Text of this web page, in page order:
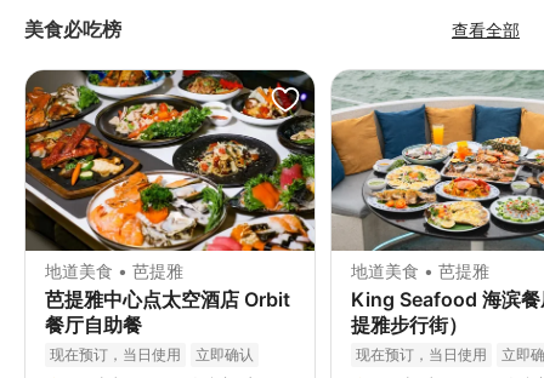
美食必吃榜 查看全部
地道美食 • 芭提雅
芭提雅中心点太空酒店 Orbit
餐厅自助餐
现在预订，当日使用 立即确认
地道美食 • 芭提雅
King Seafood 海滨餐
提雅步行街）
现在预订，当日使用 立即